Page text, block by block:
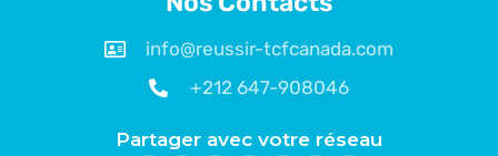
info@reussir-tcfcanada.com
+212 647-908046
Partager avec votre réseau